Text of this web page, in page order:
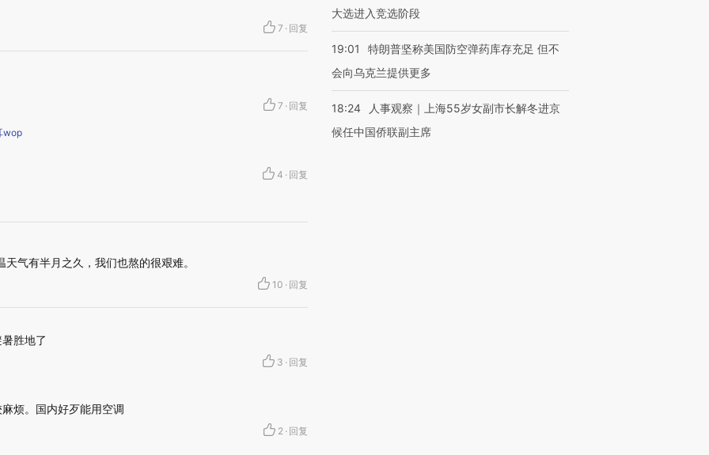
7 · 回复
7 · 回复
wop
4 · 回复
气有半月之久，我们也熬的很艰难。
10 · 回复
胜地了
3 · 回复
烦。国内好歹能用空调
2 · 回复
大选进入竞选阶段
19:01
特朗普坚称美国防空弹药库存充足 但不
会向乌克兰提供更多
18:24
人事观察｜上海55岁女副市长解冬进京
候任中国侨联副主席